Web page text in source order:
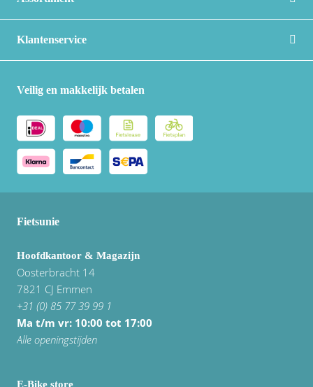
Klantenservice
Veilig en makkelijk betalen
Fietsunie
Hoofdkantoor & Magazijn
Oosterbracht 14
7821 CJ Emmen
+31 (0) 85 77 39 99 1
Ma t/m vr: 10:00 tot 17:00
Alle openingstijden
E-Bike store